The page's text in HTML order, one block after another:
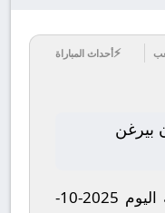
⚡أحداث المباراة
بيرغن
تترقب الجماهير مواجهة نارية اليوم 2025-10-